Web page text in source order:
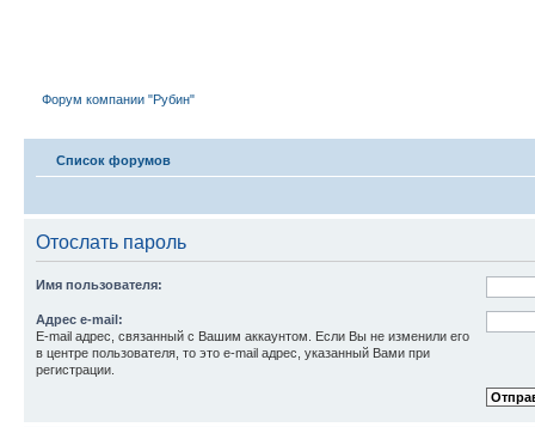
Форум компании "Рубин"
Список форумов
Отослать пароль
Имя пользователя:
Адрес e-mail:
E-mail адрес, связанный с Вашим аккаунтом. Если Вы не изменили его
в центре пользователя, то это e-mail адрес, указанный Вами при
регистрации.